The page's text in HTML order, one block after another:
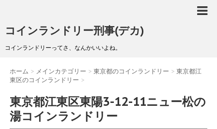
コインランドリー刑事(デカ)
コインランドリーってさ、なんかいいよね。
ホーム > メインカテゴリー > 東京都のコインランドリー > 東京都江
東区のコインランドリー >
東京都江東区東陽3-12-11ニュー松の
湯コインランドリー